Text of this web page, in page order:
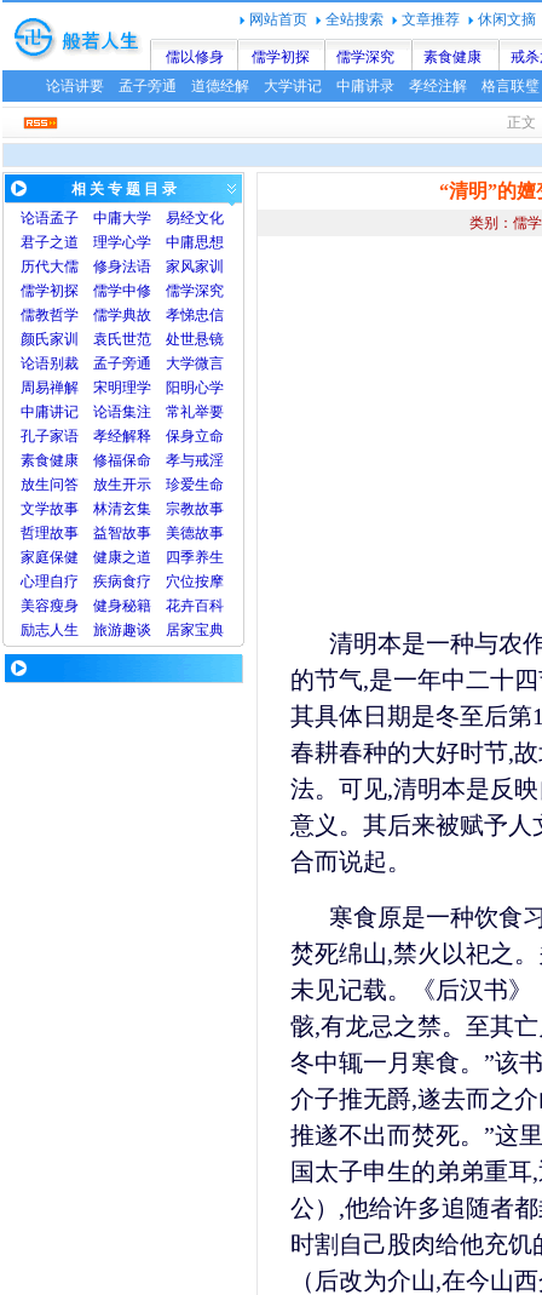
网站首页 全站搜索 文章推荐 休闲文摘
儒以修身 儒学初探 儒学深究 素食健康
戒
论语讲要
孟子旁通 道德经解 大学讲记 中庸讲录 孝经注解 格言联璧
正
相 关 专 题 目 录
论语孟子 中庸大学
易经文化
君子之道
理学心学
中庸思想
历代大儒
修身法语
家风家训
儒学初探
儒学中修
儒学深究
儒教哲学
儒学典故
孝悌忠信
颜氏家训
袁氏世范
处世悬镜
论语别裁
孟子旁通
大学微言
周易禅解
宋明理学
阳明心学
中庸讲记
论语集注
常礼举要
孔子家语
孝经解释
保身立命
素食健康
修福保命
孝与戒淫
放生问答
放生开示
珍爱生命
文学故事
林清玄集
宗教故事
哲理故事
益智故事
美德故事
家庭保健
健康之道
四季养生
心理自疗 疾病食疗 穴位按摩
美容瘦身 健身秘籍 花卉百科
励志人生
旅游趣谈 居家宝典
“清明”的
类别：儒
清明本是一种与农
的节气,是一年中二十
其具体日期是冬至后第
春耕春种的大好时节,
法。可见,清明本是反
意义。其后来被赋予
合而说起。
寒食原是一种饮食
焚死绵山,禁火以祀之
未见记载。《后汉书
骸,有龙忌之禁。至其
冬中辄一月寒食。”该
介子推无爵,遂去而之
推遂不出而焚死。”这
国太子申生的弟弟重
公）,他给许多追随者
时割自己股肉给他充
（后改为介山,在今山